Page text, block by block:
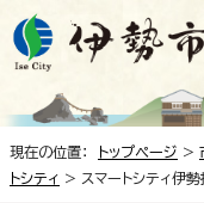
現在の位置： トップページ >
トシティ > スマートシティ伊